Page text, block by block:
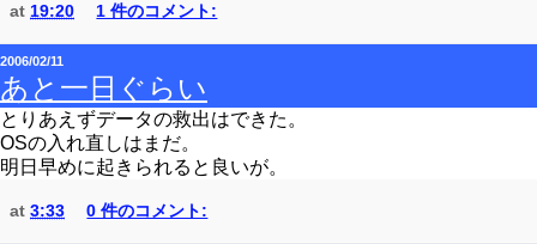
at 19:20 1 件のコメント:
2006/02/11
あと一日ぐらい
とりあえずデータの救出はできた。
OSの入れ直しはまだ。
明日早めに起きられると良いが。
at 3:33 0 件のコメント: